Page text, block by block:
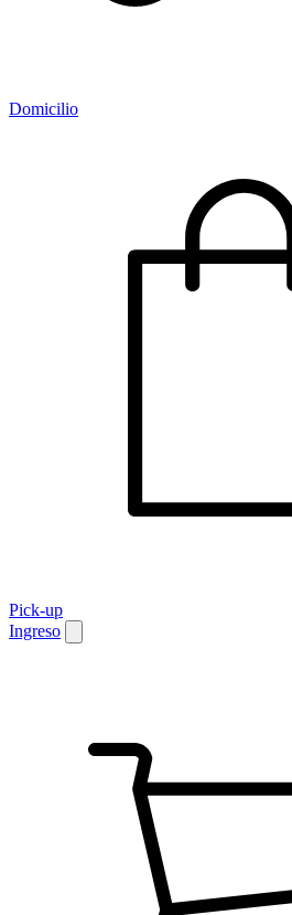
Domicilio
Pick-up
Ingreso